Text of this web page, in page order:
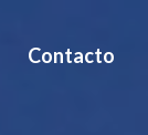
Contacto